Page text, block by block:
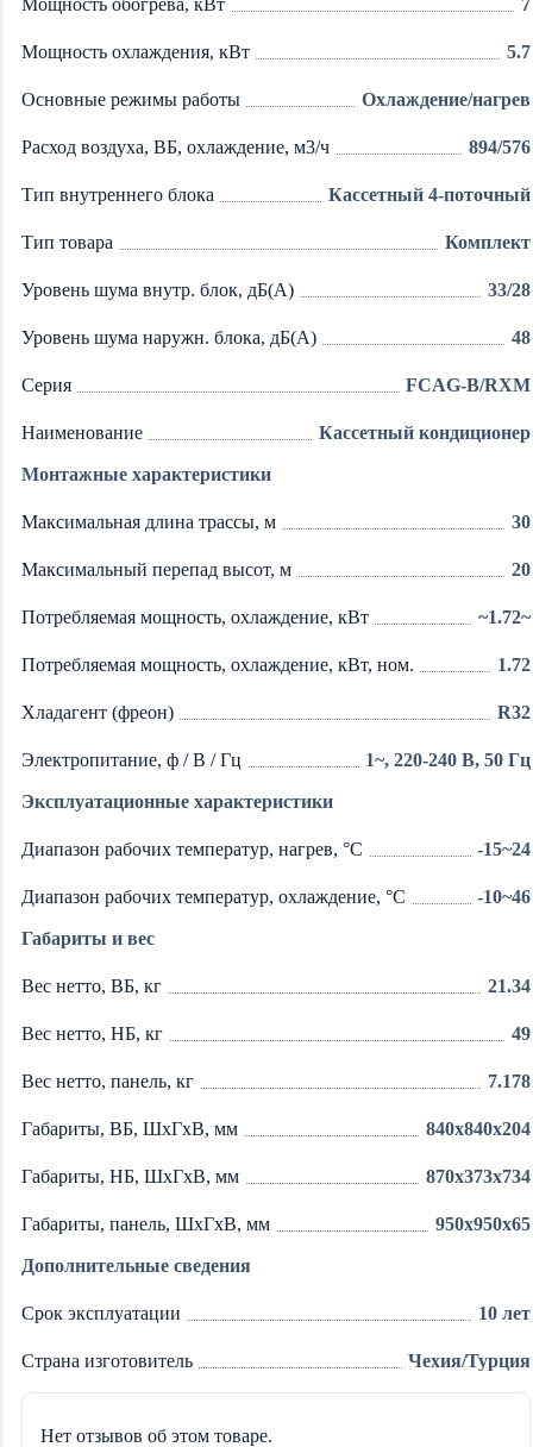
Мощность обогрева, кВт 7
Мощность охлаждения, кВт 5.7
Основные режимы работы Охлаждение/нагрев
Расход воздуха, ВБ, охлаждение, м3/ч 894/576
Тип внутреннего блока Кассетный 4-поточный
Тип товара Комплект
Уровень шума внутр. блок, дБ(А) 33/28
Уровень шума наружн. блока, дБ(А) 48
Серия FCAG-B/RXM
Наименование Кассетный кондиционер
Монтажные характеристики
Максимальная длина трассы, м 30
Максимальный перепад высот, м 20
Потребляемая мощность, охлаждение, кВт ~1.72~
Потребляемая мощность, охлаждение, кВт, ном. 1.72
Хладагент (фреон) R32
Электропитание, ф / В / Гц 1~, 220-240 В, 50 Гц
Эксплуатационные характеристики
Диапазон рабочих температур, нагрев, °C -15~24
Диапазон рабочих температур, охлаждение, °C -10~46
Габариты и вес
Вес нетто, ВБ, кг 21.34
Вес нетто, НБ, кг 49
Вес нетто, панель, кг 7.178
Габариты, ВБ, ШхГхВ, мм 840x840x204
Габариты, НБ, ШхГхВ, мм 870x373x734
Габариты, панель, ШхГхВ, мм 950x950x65
Дополнительные сведения
Срок эксплуатации 10 лет
Страна изготовитель Чехия/Турция
Нет отзывов об этом товаре.